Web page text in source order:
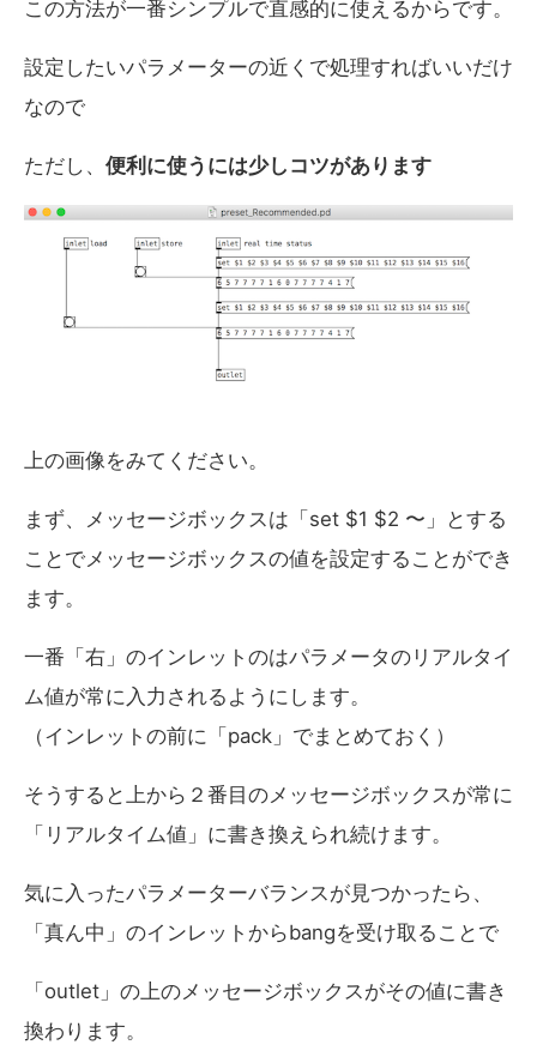
この方法が一番シンプルで直感的に使えるからです。
設定したいパラメーターの近くで処理すればいいだけ
なので
ただし、 便利に使うには少しコツがあります
上の画像をみてください。
まず、メッセージボックスは「set $1 $2 〜」とする
ことでメッセージボックスの値を設定することができ
ます。
一番「右」のインレットのはパラメータのリアルタイ
ム値が常に入力されるようにします。
（インレットの前に「pack」でまとめておく）
そうすると上から２番目のメッセージボックスが常に
「リアルタイム値」に書き換えられ続けます。
気に入ったパラメーターバランスが見つかったら、
「真ん中」のインレットからbangを受け取ることで
「outlet」の上のメッセージボックスがその値に書き
換わります。